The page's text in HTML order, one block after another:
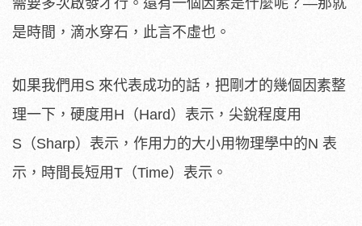
需要多次啟發才行。還有一個因素是什麼呢？—那就
是時間，滴水穿石，此言不虛也。
如果我們用S 來代表成功的話，把剛才的幾個因素整
理一下，硬度用H（Hard）表示，尖銳程度用
S（Sharp）表示，作用力的大小用物理學中的N 表
示，時間長短用T（Time）表示。